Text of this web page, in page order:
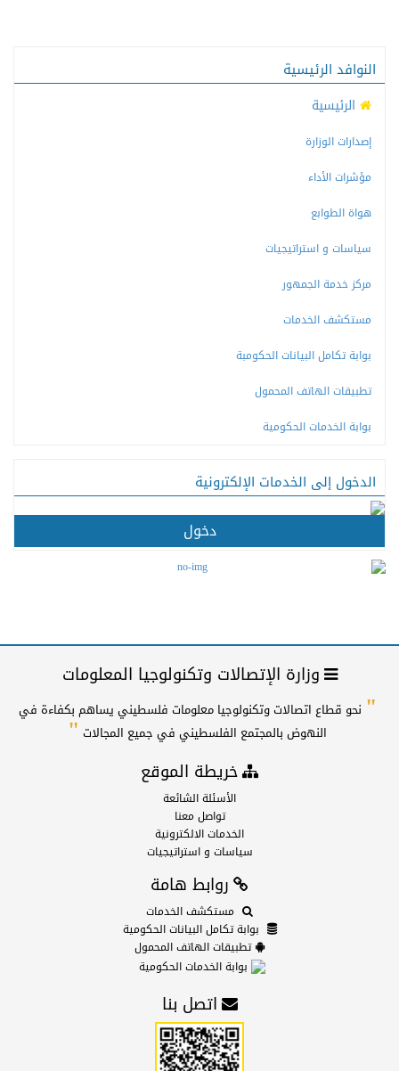
النوافد الرئيسية
الرئيسية
إصدارات الوزارة
مؤشرات الأداء
هواة الطوابع
سياسات و استراتيجيات
مركز خدمة الجمهور
مستكشف الخدمات
بوابة تكامل البيانات الحكومبة
تطبيقات الهاتف المحمول
بوابة الخدمات الحكومية
الدخول إلى الخدمات الإلكترونية
دخول
وزارة الإتصالات وتكنولوجيا المعلومات
" نحو قطاع اتصالات وتكنولوجيا معلومات فلسطيني يساهم بكفاءة في
النهوض بالمجتمع الفلسطيني في جميع المجالات"
خريطة الموقع
الأسئلة الشائعة
تواصل معنا
الخدمات الالكترونية
سياسات و استراتيجيات
روابط هامة
مستكشف الخدمات
بوابة تكامل البيانات الحكومية
تطبيقات الهاتف المحمول
بوابة الخدمات الحكومية
اتصل بنا